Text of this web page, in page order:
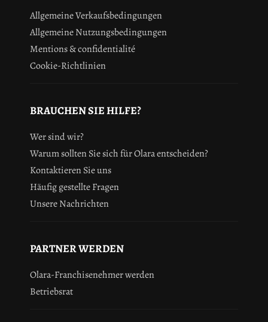
Allgemeine Verkaufsbedingungen
Allgemeine Nutzungsbedingungen
Mentions & confidentialité
Cookie-Richtlinien
BRAUCHEN SIE HILFE?
Wer sind wir?
Warum sollten Sie sich für Olara entscheiden?
Kontaktieren Sie uns
Häufig gestellte Fragen
Unsere Nachrichten
PARTNER WERDEN
Olara-Franchisenehmer werden
Betriebsrat